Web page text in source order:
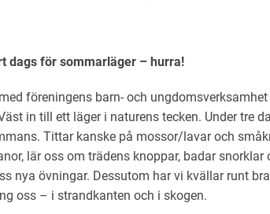
dags för sommarläger – hurra!
föreningens barn- och
in till ett läger i naturens tecken. Under tre
Tittar kanske på mossor/lavar och
lär oss om trädens knoppar, badar snorklar
nya övningar. Dessutom har vi kvällar runt
oss – i strandkanten och i skogen.